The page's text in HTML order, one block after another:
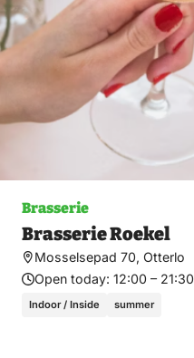
Brasserie
Brasserie Roekel
Mosselsepad 70, Otterlo
Open today: 12:00 – 21:30
Indoor / Inside summer